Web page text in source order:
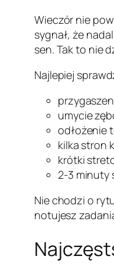
Wieczór nie
sygnał, że
sen. Tak to nie
Najlepiej
umycie
odłożenie
kilka stron
krótki
2-3 minuty
Nie chodzi o
notujesz